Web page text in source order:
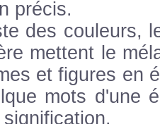
précis.
des couleurs,
mettent le
et figures en
mots d'une